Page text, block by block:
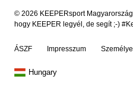
© 2026 KEEPERsport
hogy KEEPER legyél, de segít ;-)
ÁSZF Impresszum
Hungary